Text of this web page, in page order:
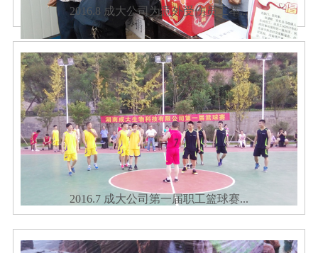
2016.8 成大公司为意外受伤员工举...
2016.7 成大公司第一届职工篮球赛...